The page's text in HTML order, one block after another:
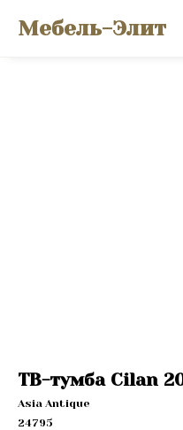
Мебель-Элит
ТВ-тумба Cilan
Asia Antique
24795